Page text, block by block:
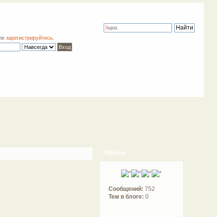
зарегистрируйтесь
Melissa
Сообщений: 752
Тем в блоге: 0